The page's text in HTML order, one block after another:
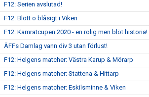
F12: Serien avslutad!
F12: Blött o blåsigt i Viken
F12: Kamratcupen 2020 - en rolig men blöt historia!
ÄFFs Damlag vann div 3 utan förlust!
F12: Helgens matcher: Västra Karup & Mörarp
F12: Helgens matcher: Stattena & Hittarp
F12: Helgens matcher: Eskilsminne & Viken